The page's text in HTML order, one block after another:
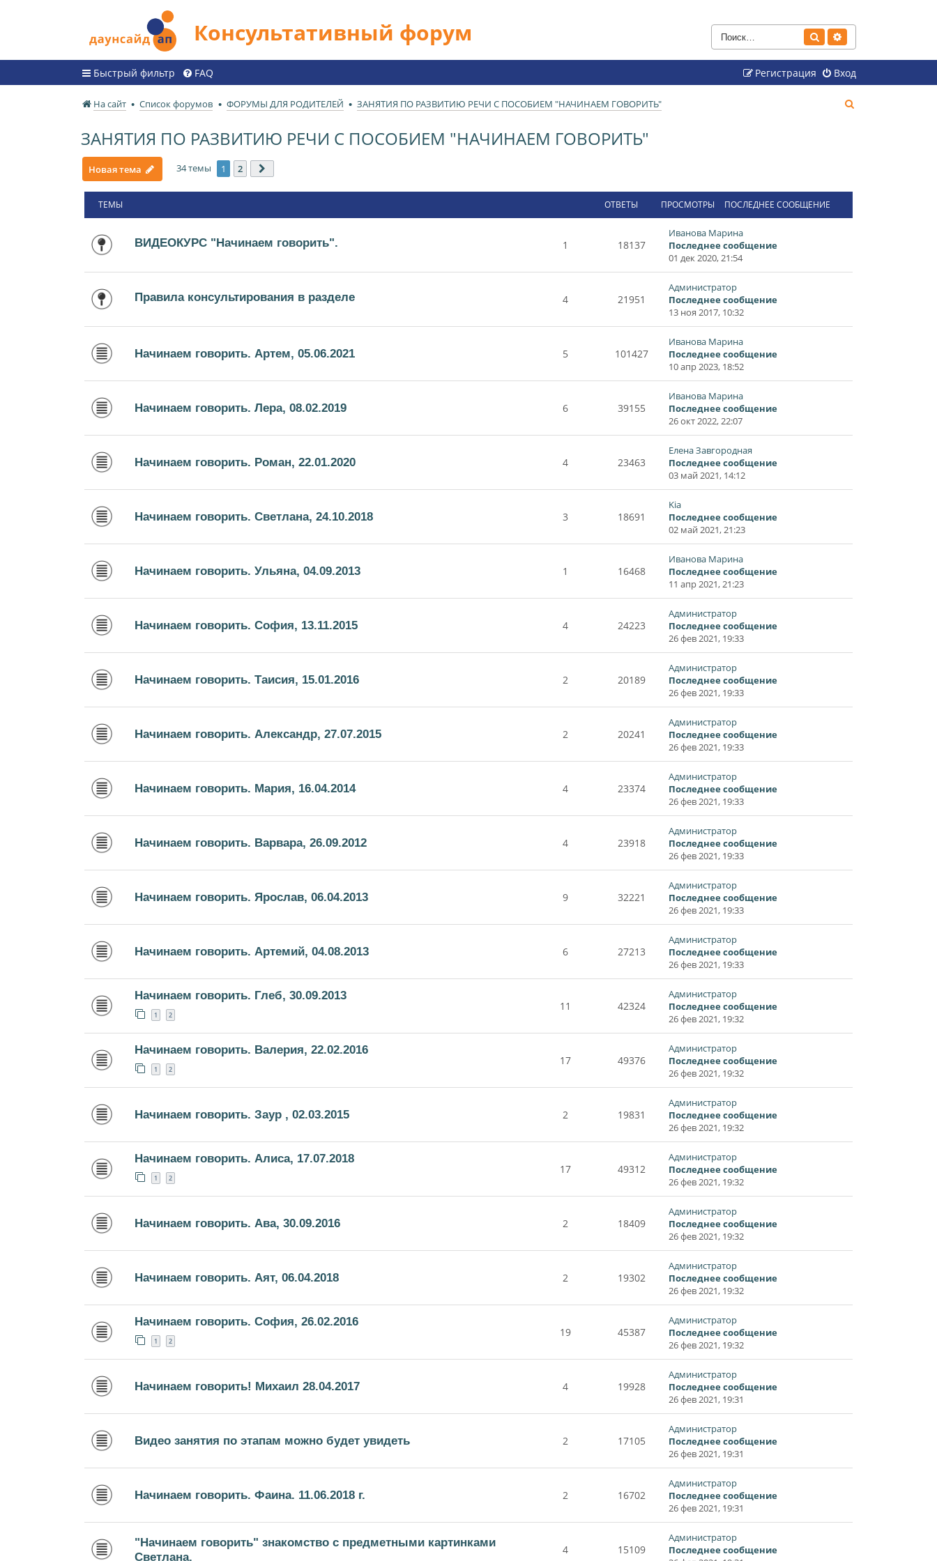
Консультативный форум Поиск
Быстрый фильтр FAQ Вход
Регистрация
На сайт Список форумов ФОРУМЫ ДЛЯ РОДИТЕЛЕЙ ЗАНЯТИЯ ПО РАЗВИТИЮ РЕЧИ С ПОСОБИЕМ "НАЧИНАЕМ ГОВОРИТЬ"
ЗАНЯТИЯ ПО РАЗВИТИЮ РЕЧИ С ПОСОБИЕМ "НАЧИНАЕМ ГОВОРИТЬ"
Новая тема 34 темы 1 2
ТЕМЫ ОТВЕТЫ ПРОСМОТРЫ ПОСЛЕДНЕЕ СООБЩЕНИЕ
ВИДЕОКУРС "Начинаем говорить". 1 18137
Иванова Марина
Последнее сообщение
01 дек 2020, 21:54
Правила консультирования в разделе 4 21951
Администратор
Последнее сообщение
13 ноя 2017, 10:32
Начинаем говорить. Артем, 05.06.2021 5 101427
Иванова Марина
Последнее сообщение
10 апр 2023, 18:52
Начинаем говорить. Лера, 08.02.2019 6 39155
Иванова Марина
Последнее сообщение
26 окт 2022, 22:07
Начинаем говорить. Роман, 22.01.2020 4 23463
Елена Завгородная
Последнее сообщение
03 май 2021, 14:12
Начинаем говорить. Светлана, 24.10.2018 3 18691
Kia
Последнее сообщение
02 май 2021, 21:23
Начинаем говорить. Ульяна, 04.09.2013 1 16468
Иванова Марина
Последнее сообщение
11 апр 2021, 21:23
Начинаем говорить. София, 13.11.2015 4 24223
Администратор
Последнее сообщение
26 фев 2021, 19:33
Начинаем говорить. Таисия, 15.01.2016 2 20189
Администратор
Последнее сообщение
26 фев 2021, 19:33
Начинаем говорить. Александр, 27.07.2015 2 20241
Администратор
Последнее сообщение
26 фев 2021, 19:33
Начинаем говорить. Мария, 16.04.2014 4 23374
Администратор
Последнее сообщение
26 фев 2021, 19:33
Начинаем говорить. Варвара, 26.09.2012 4 23918
Администратор
Последнее сообщение
26 фев 2021, 19:33
Начинаем говорить. Ярослав, 06.04.2013 9 32221
Администратор
Последнее сообщение
26 фев 2021, 19:33
Начинаем говорить. Артемий, 04.08.2013 6 27213
Администратор
Последнее сообщение
26 фев 2021, 19:33
Начинаем говорить. Глеб, 30.09.2013
1 2
11 42324
Администратор
Последнее сообщение
26 фев 2021, 19:32
Начинаем говорить. Валерия, 22.02.2016
1 2
17 49376
Администратор
Последнее сообщение
26 фев 2021, 19:32
Начинаем говорить. Заур , 02.03.2015 2 19831
Администратор
Последнее сообщение
26 фев 2021, 19:32
Начинаем говорить. Алиса, 17.07.2018
1 2
17 49312
Администратор
Последнее сообщение
26 фев 2021, 19:32
Начинаем говорить. Ава, 30.09.2016 2 18409
Администратор
Последнее сообщение
26 фев 2021, 19:32
Начинаем говорить. Аят, 06.04.2018 2 19302
Администратор
Последнее сообщение
26 фев 2021, 19:32
Начинаем говорить. София, 26.02.2016
1 2
19 45387
Администратор
Последнее сообщение
26 фев 2021, 19:32
Начинаем говорить! Михаил 28.04.2017 4 19928
Администратор
Последнее сообщение
26 фев 2021, 19:31
Видео занятия по этапам можно будет увидеть 2 17105
Администратор
Последнее сообщение
26 фев 2021, 19:31
Начинаем говорить. Фаина. 11.06.2018 г. 2 16702
Администратор
Последнее сообщение
26 фев 2021, 19:31
"Начинаем говорить" знакомство с предметными картинками
Светлана.
4 15109
Администратор
Последнее сообщение